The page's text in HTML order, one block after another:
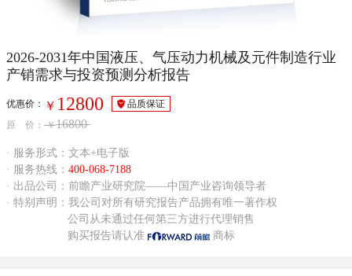
2026-2031年中国液压、气压动力机械及元件制造行业
产销需求与投资预测分析报告
优惠价： ￥ 12800
品质保证
原 价： ￥16800
· 服务形式：文本+电子版
· 服务热线： 400-068-7188
· 出品公司：前瞻产业研究院——中国产业咨询领导者
· 特别声明：我公司对所有研究报告产品拥有唯一著作权
公司从未通过任何第三方进行代理销售
购买报告请认准
商标